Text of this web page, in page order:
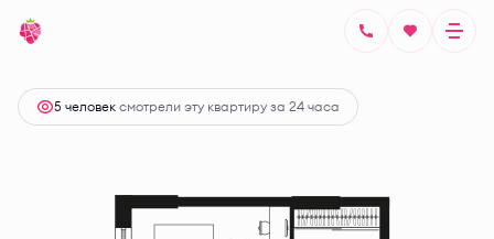
1-комнатная Цена по запросу
5 человек смотрели эту квартиру за 24 часа